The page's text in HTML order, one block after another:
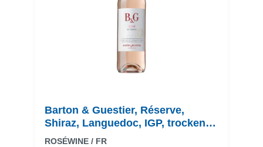
Barton & Guestier, Réserve,
Shiraz, Languedoc, IGP, trocken,
rosé
ROSÉWINE / FR